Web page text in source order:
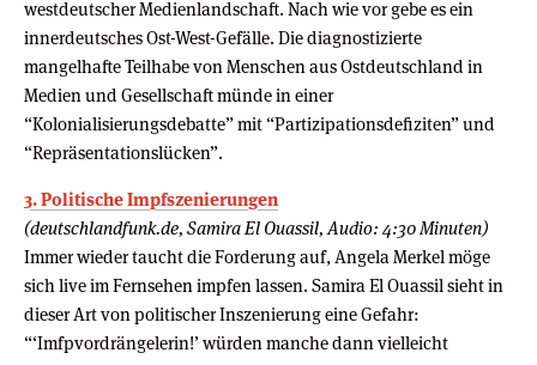
westdeutscher Medienlandschaft. Nach wie vor gebe es ein
innerdeutsches Ost-West-Gefälle. Die diagnostizierte
mangelhafte Teilhabe von Menschen aus Ostdeutschland in
Medien und Gesellschaft münde in einer
“Kolonialisierungsdebatte” mit “Partizipationsdefiziten” und
“Repräsentationslücken”.
3. Politische Impfszenierungen
(deutschlandfunk.de, Samira El Ouassil, Audio: 4:30 Minuten)
Immer wieder taucht die Forderung auf, Angela Merkel möge
sich live im Fernsehen impfen lassen. Samira El Ouassil sieht in
dieser Art von politischer Inszenierung eine Gefahr:
“‘Imfpvordrängelerin!’ würden manche dann vielleicht